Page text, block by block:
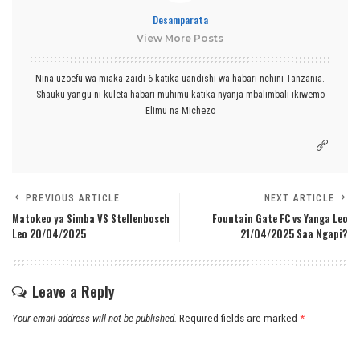
Desamparata
View More Posts
Nina uzoefu wa miaka zaidi 6 katika uandishi wa habari nchini Tanzania.
Shauku yangu ni kuleta habari muhimu katika nyanja mbalimbali ikiwemo
Elimu na Michezo
PREVIOUS ARTICLE
Matokeo ya Simba VS Stellenbosch
Leo 20/04/2025
NEXT ARTICLE
Fountain Gate FC vs Yanga Leo
21/04/2025 Saa Ngapi?
Leave a Reply
Your email address will not be published. Required fields are marked *